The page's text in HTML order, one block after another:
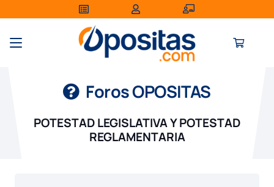
Foros OPOSITAS
POTESTAD LEGISLATIVA Y POTESTAD
REGLAMENTARIA